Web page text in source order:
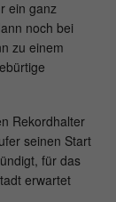
ein ganz
noch bei
zu einem
Rekordhalter
seinen Start
für das
erwartet
to calculate